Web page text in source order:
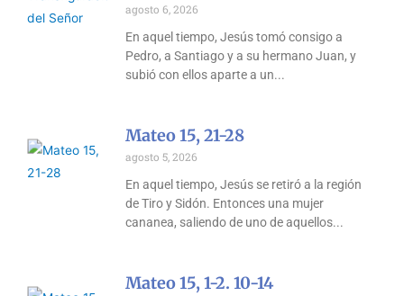
agosto 6, 2026
En aquel tiempo, Jesús tomó consigo a
Pedro, a Santiago y a su hermano Juan, y
subió con ellos aparte a un
Mateo 15, 21-28
agosto 5, 2026
En aquel tiempo, Jesús se retiró a la región
de Tiro y Sidón. Entonces una mujer
cananea, saliendo de uno de aquellos
Mateo 15, 1-2. 10-14